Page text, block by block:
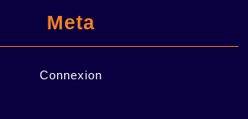
Meta
Connexion